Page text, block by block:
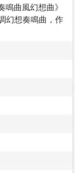
曲風幻想曲》
幻想奏鳴曲，作